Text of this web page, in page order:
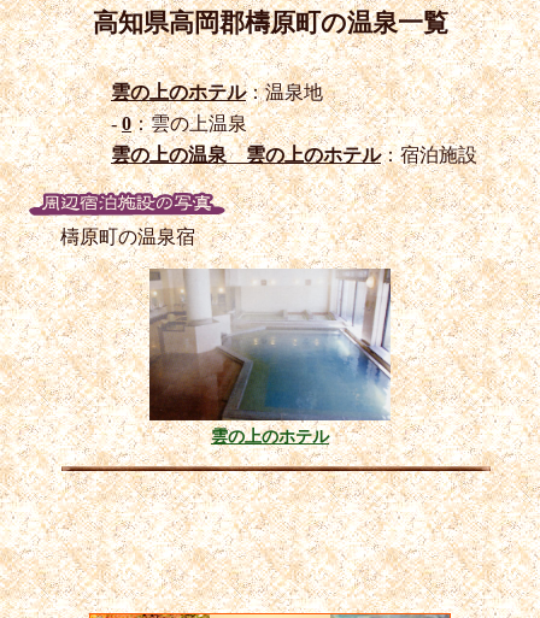
高知県高岡郡檮原町の温泉一覧
雲の上のホテル：温泉地
-0：雲の上温泉
雲の上の温泉 雲の上のホテル：宿泊施設
檮原町の温泉宿
雲の上のホテル